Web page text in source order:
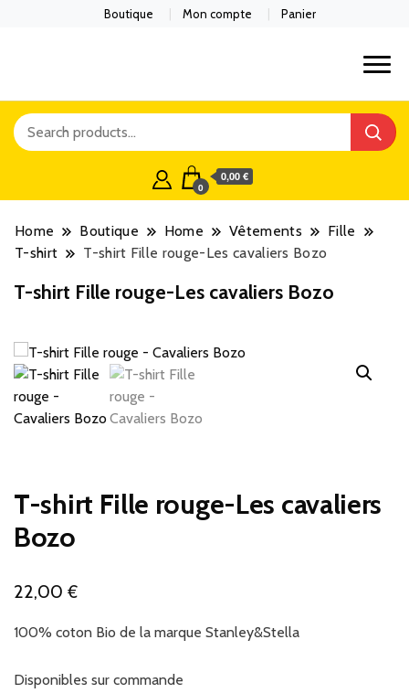
Boutique Mon compte Panier
0
0,00 €
Home Boutique Home Vêtements
Fille
T-shirt
T-shirt Fille rouge-Les cavaliers Bozo
T-shirt Fille rouge-Les cavaliers Bozo
T-shirt Fille rouge-Les cavaliers
Bozo
22,00 €
100% coton Bio de la marque Stanley&Stella
Disponibles sur commande